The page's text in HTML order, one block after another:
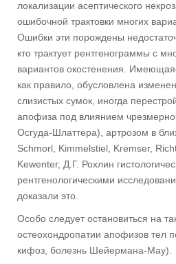
локализации асептического
ошибочной трактовки многих
Ошибки эти порождены
кто трактует рентгенограммы с
вариантов окостенения.
как правило, обусловлена
слизистых сумок, иногда
апофиза под влиянием
Осгуда-Шлаттера), артрозом в
Schmorl, Kimmelstiel, Kremser,
Kewenter, Д.Г. Рохлин
рентгенологическими
доказали это.
Особо следует остановиться на
остеохондропатии апофизов тел
кифоз, болезнь Шейермана-Мау).